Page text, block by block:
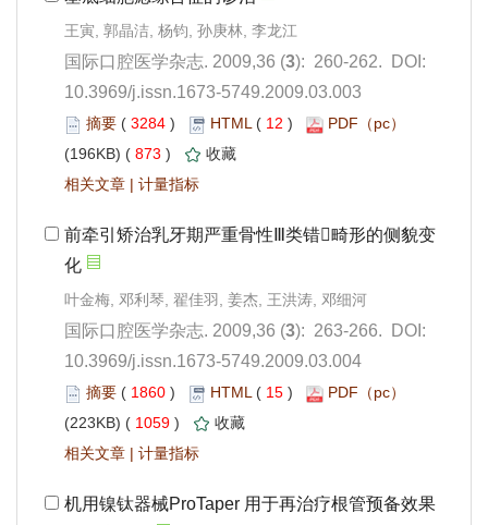
): 260-262. DOI:
10.3969/j.issn.1673-5749.2009.03.003
3284 ) 12 )
873 )
|
): 263-266. DOI:
10.3969/j.issn.1673-5749.2009.03.004
1860 ) 15 )
1059 )
|